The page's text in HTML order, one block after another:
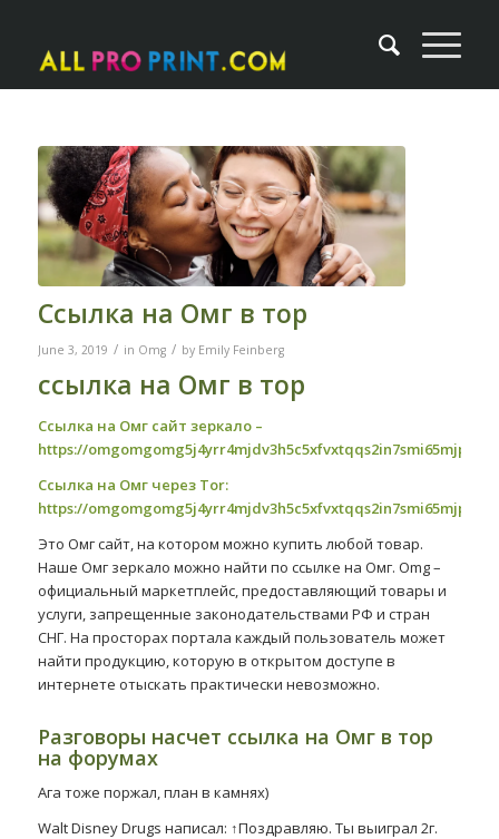
Ссылка на Омг в тор
June 3, 2019 / in Omg / by Emily Feinberg
ссылка на Омг в тор
Ссылка на Омг сайт зеркало –
https://
Ссылка на Омг через Tor:
https://
Это Омг сайт, на котором можно купить любой товар.
Наше Омг зеркало можно найти по ссылке на Омг. Omg –
официальный маркетплейс, предоставляющий товары и
услуги, запрещенные законодательствами РФ и стран
СНГ. На просторах портала каждый пользователь может
найти продукцию, которую в открытом доступе в
интернете отыскать практически невозможно.
Разговоры насчет ссылка на Омг в тор
на форумах
Ага тоже поржал, план в камнях)
Walt Disney Drugs написал: ↑Поздравляю. Ты выиграл 2г.